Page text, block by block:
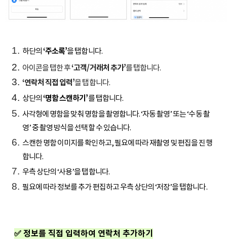
하단의‘주소록’을 탭합니다.
아이콘을 탭한 후‘고객/거래처 추가’를 탭합니다.
‘연락처 직접 입력’을 탭합니다.
상단의‘명함 스캔하기’를 탭합니다.
사각형에 명함을 맞춰 명함을 촬영합니다. ‘자동 촬영’ 또는 ‘수동 촬
영’ 중 촬영 방식을 선택할 수 있습니다.
스캔한 명함 이미지를 확인하고, 필요에 따라 재촬영 및 편집을 진행
합니다.
우측 상단의 ‘사용’을 탭합니다.
필요에 따라 정보를 추가 편집하고 우측 상단의 ‘저장’을 탭합니다.
✅ 정보를 직접 입력하여 연락처 추가하기